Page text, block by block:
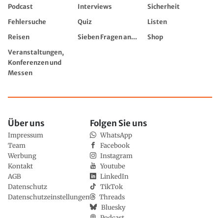
Podcast
Interviews
Sicherheit
Fehlersuche
Quiz
Listen
Reisen
Sieben Fragen an...
Shop
Veranstaltungen,
Konferenzen und
Messen
Über uns
Impressum
Team
Werbung
Kontakt
AGB
Datenschutz
Datenschutzeinstellungen
Folgen Sie uns
WhatsApp
Facebook
Instagram
Youtube
LinkedIn
TikTok
Threads
Bluesky